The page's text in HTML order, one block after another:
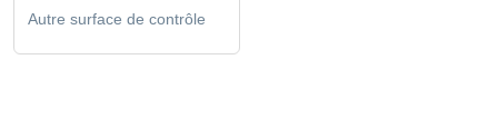
Autre surface de contrôle